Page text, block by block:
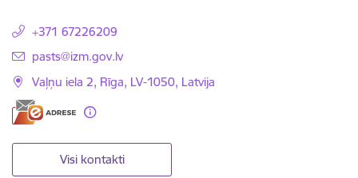
+371 67226209
E-pasts:
pasts@izm.gov.lv
Vaļņu iela 2, Rīga, LV-1050, Latvija
Visi kontakti